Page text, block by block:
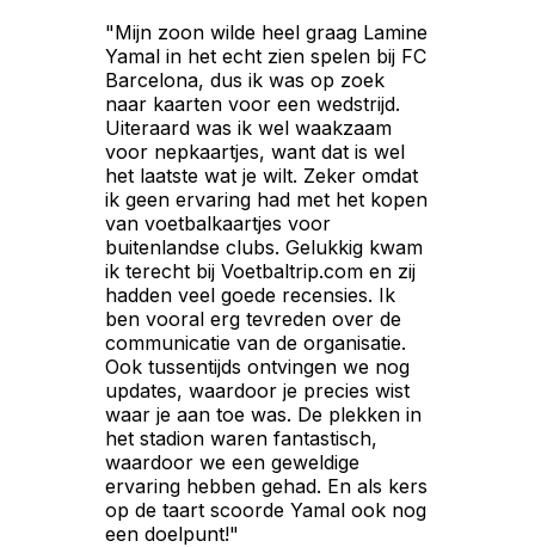
"Mijn zoon wilde heel graag Lamine
Yamal in het echt zien spelen bij FC
Barcelona, dus ik was op zoek
naar kaarten voor een wedstrijd.
Uiteraard was ik wel waakzaam
voor nepkaartjes, want dat is wel
het laatste wat je wilt. Zeker omdat
ik geen ervaring had met het kopen
van voetbalkaartjes voor
buitenlandse clubs. Gelukkig kwam
ik terecht bij Voetbaltrip.com en zij
hadden veel goede recensies. Ik
ben vooral erg tevreden over de
communicatie van de organisatie.
Ook tussentijds ontvingen we nog
updates, waardoor je precies wist
waar je aan toe was. De plekken in
het stadion waren fantastisch,
waardoor we een geweldige
ervaring hebben gehad. En als kers
op de taart scoorde Yamal ook nog
een doelpunt!"